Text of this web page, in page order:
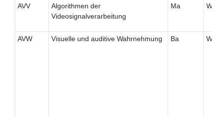
AVV
Algorithmen der
Videosignalverarbeitung
Ma W
AVW Visuelle und auditive Wahrnehmung Ba W